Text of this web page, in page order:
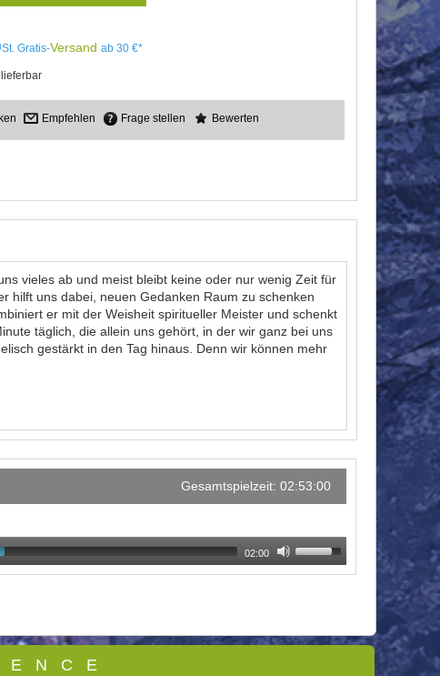
Gratis-Versand ab 30 €*
Empfehlen Frage stellen Bewerten
vieles ab und meist bleibt keine oder nur wenig Zeit für
hilft uns dabei, neuen Gedanken Raum zu schenken
er mit der Weisheit spiritueller Meister und schenkt
täglich, die allein uns gehört, in der wir ganz bei uns
gestärkt in den Tag hinaus. Denn wir können mehr
Gesamtspielzeit: 02:53:00
02:00
N C E